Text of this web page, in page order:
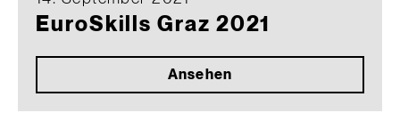
EuroSkills Graz 2021
Ansehen